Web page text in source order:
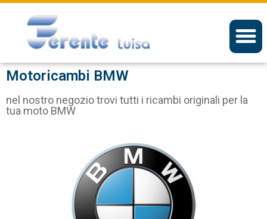
Motoricambi BMW
nel nostro negozio trovi tutti i ricambi originali per la
tua moto BMW